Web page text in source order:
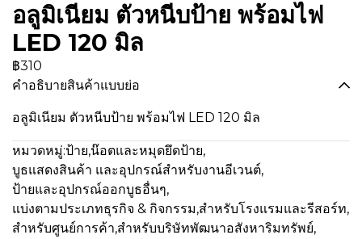
อลูมิเนียม ตัวหนีบป้าย พร้อมไฟ
LED 120 มิล
฿310
คำอธิบายสินค้าแบบย่อ
อลูมิเนียม ตัวหนีบป้าย พร้อมไฟ LED 120 มิล
หมวดหมู่:ป้าย,น๊อตและหมุดยึดป้าย,
บูธแสดงสินค้า และอุปกรณ์สำหรับงานอีเวนต์,
ป้ายและอุปกรณ์ออกบูธอื่นๆ,
แบ่งตามประเภทธุรกิจ & กิจกรรม,สำหรับโรงแรมและรีสอร์ท,
สำหรับศูนย์การค้า,สำหรับบริษัทพัฒนาอสังหาริมทรัพย์,